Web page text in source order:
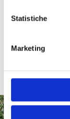
Statistiche
Marketing